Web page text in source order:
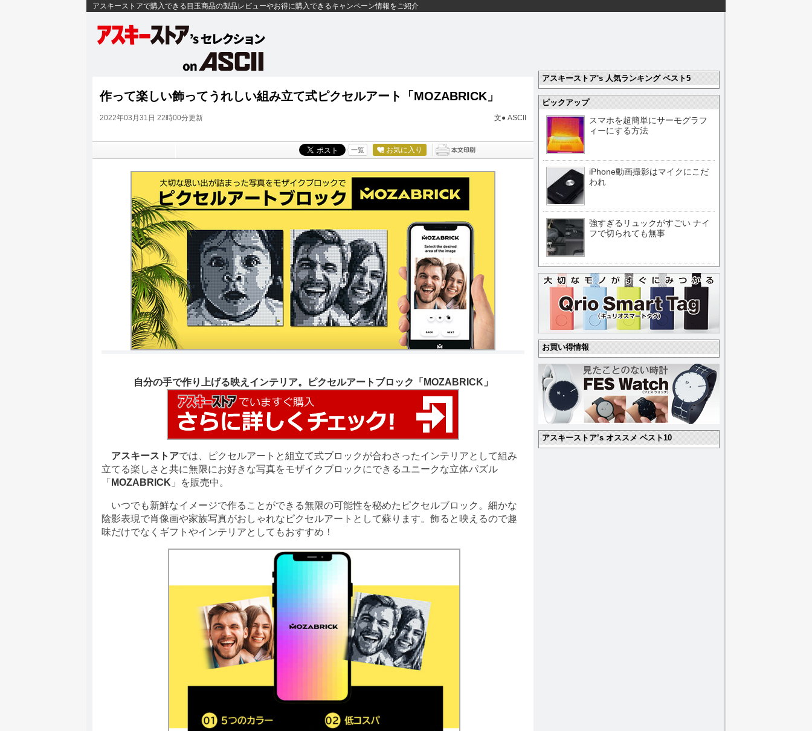
アスキーストアで購入できる目玉商品の製品レビューやお得に購入できるキャンペーン情報をご紹介
作って楽しい飾ってうれしい組み立て式ピクセルアート「MOZABRICK」
2022年03月31日 22時00分更新 文● ASCII
一覧 お気に入り
自分の手で作り上げる映えインテリア。ピクセルアートブロック「MOZABRICK」
アスキーストアでは、ピクセルアートと組立て式ブロックが合わさったインテリアとして組み
立てる楽しさと共に無限にお好きな写真をモザイクブロックにできるユニークな立体パズル
「 MOZABRICK 」を販売中。
いつでも新鮮なイメージで作ることができる無限の可能性を秘めたピクセルブロック。細かな
陰影表現で肖像画や家族写真がおしゃれなピクセルアートとして蘇ります。飾ると映えるので趣
味だけでなくギフトやインテリアとしてもおすすめ！
アスキーストア's 人気ランキング ベスト5
ピックアップ
スマホを超簡単にサーモグラフ
ィーにする方法
iPhone動画撮影はマイクにこだ
われ
強すぎるリュックがすごい ナイ
フで切られても無事
お買い得情報
アスキーストア’s オススメ ベスト10